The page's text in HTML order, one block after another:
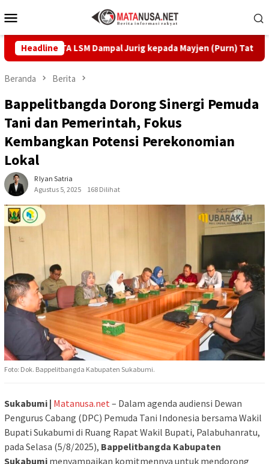
ke
Mobile
Headline
KTA LSM Dampal Jurig kepada Mayjen (Purn) Tatang Zaenudin
Beranda Berita
Bappelitbangda Dorong Sinergi Pemuda
Tani dan Pemerintah, Fokus
Kembangkan Potensi Perekonomian
Lokal
R Iyan Satria
Agustus 5, 2025
168 Dilihat
Foto: Dok. Bappelitbangda Kabupaten Sukabumi.
Sukabumi | Matanusa.net – Dalam agenda audiensi Dewan
Pengurus Cabang (DPC) Pemuda Tani Indonesia bersama Wakil
Bupati Sukabumi di Ruang Rapat Wakil Bupati, Palabuhanratu,
pada Selasa (5/8/2025), Bappelitbangda Kabupaten
Sukabumi menyampaikan komitmennya untuk mendorong